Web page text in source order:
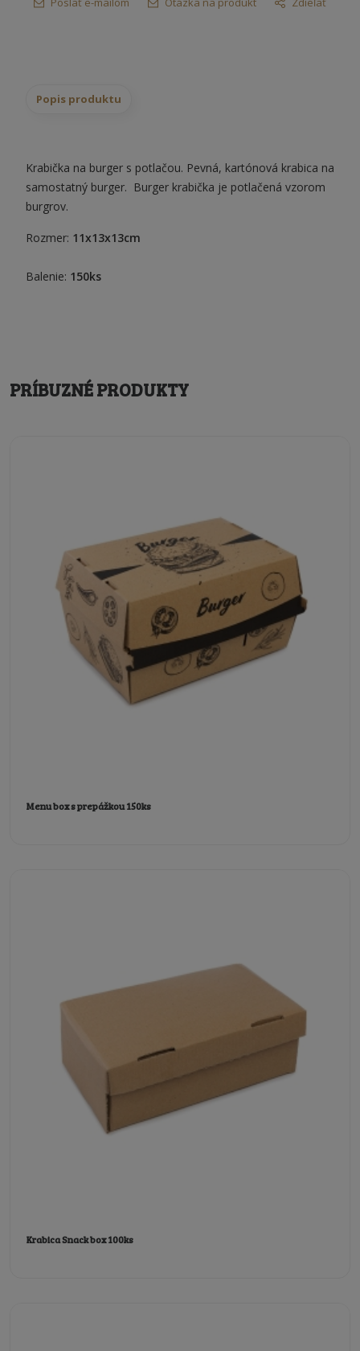
Popis produktu
Krabička na burger s potlačou. Pevná, kartónová krabica na
samostatný burger. Burger krabička je potlačená vzorom
burgrov.
Rozmer: 11x13x13cm
Balenie: 150ks
PRÍBUZNÉ PRODUKTY
Menu box s prepážkou 150ks
Krabica Snack box 100ks